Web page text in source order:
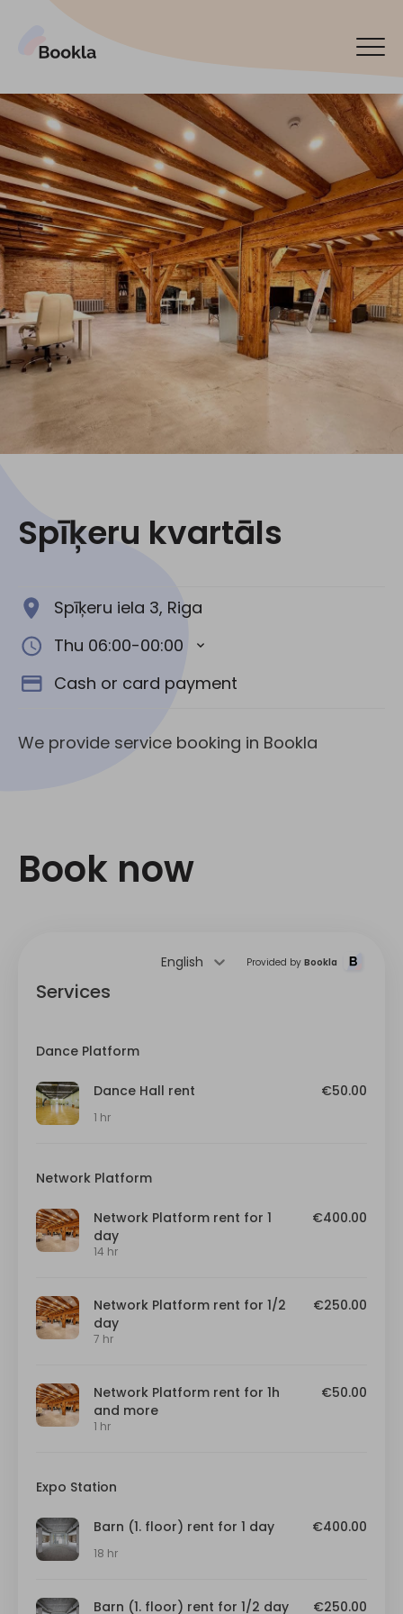
Spīķeru kvartāls
Spīķeru iela 3, Riga
Thu 06:00-00:00
Cash or card payment
We provide service booking in Bookla
Book now
Bookla Platform
Book now
Español
Latviski
По-русски
Social media: